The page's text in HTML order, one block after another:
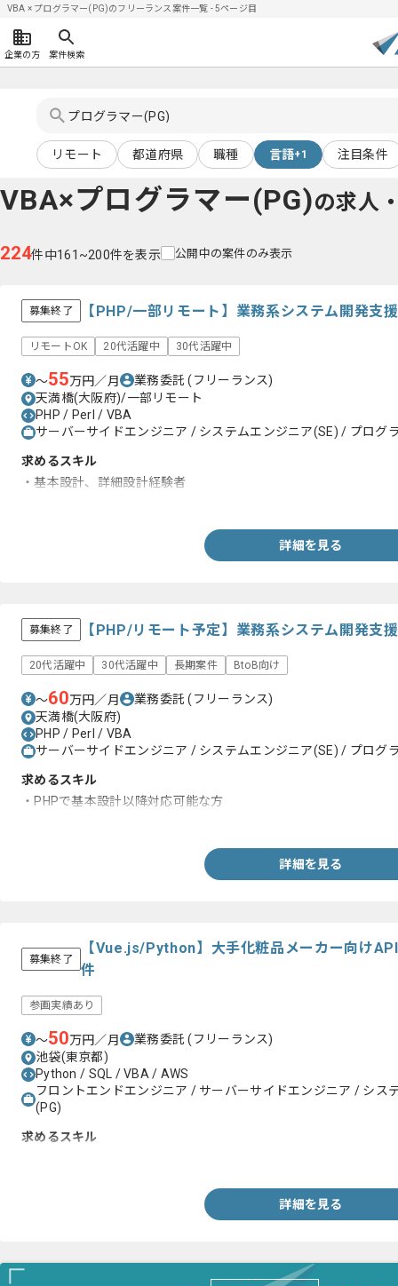
VBA × プログラマー(PG)のフリーランス案件一覧 - 5ページ目
企業の方 案件検索
リモート 都道府県 職種 言語+1 注目条件
VBA×プログラマー(PG)の求人
224件中161~200件を表示 公開中の案件のみ表示
募集終了 【PHP/一部リモート】業務系システム開発支
リモートOK 20代活躍中 30代活躍中
〜55万円／月 業務委託(フリーランス)
天満橋(大阪府)/一部リモート
PHP / Perl / VBA
サーバーサイドエンジニア / システムエンジニア(SE) / プログ
求めるスキル
・基本設計、詳細設計経験者
詳細を見る
募集終了 【PHP/リモート予定】業務系システム開発支
20代活躍中 30代活躍中 長期案件 BtoB向け
〜60万円／月 業務委託(フリーランス)
天満橋(大阪府)
PHP / Perl / VBA
サーバーサイドエンジニア / システムエンジニア(SE) / プログ
求めるスキル
・PHPで基本設計以降対応可能な方
詳細を見る
募集終了
【Vue.js/Python】大手化粧品メーカー向け
件
参画実績あり
〜50万円／月 業務委託(フリーランス)
池袋(東京都)
Python / SQL / VBA / AWS
フロントエンドエンジニア / サーバーサイドエンジニア / シス
(PG)
求めるスキル
詳細を見る